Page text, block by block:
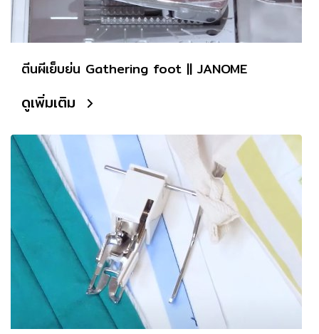
ตีนผีเย็บย่น Gathering foot || JANOME
ดูเพิ่มเติม